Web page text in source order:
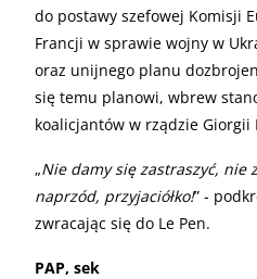
do postawy szefowej Komisji
Francji w sprawie wojny w
oraz unijnego planu
się temu planowi, wbrew
koalicjantów w rządzie Giorgii
„Nie damy się zastraszyć, nie
naprzód, przyjaciółko!” -
zwracając się do Le Pen.
PAP, sek